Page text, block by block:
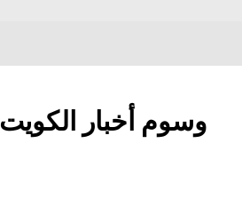
وسوم أخبار الكويت